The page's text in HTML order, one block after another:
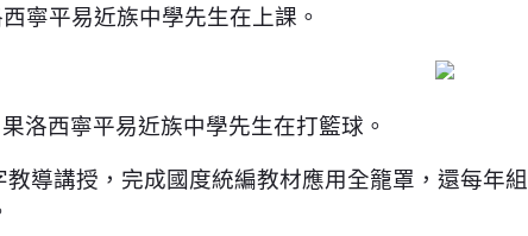
寧平易近族中學先生在上課。
洛西寧平易近族中學先生在打籃球。
導講授，完成國度統編教材應用全籠罩，還每年